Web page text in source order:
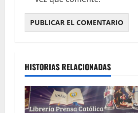
HISTORIAS RELACIONADAS